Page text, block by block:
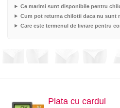
Ce marimi sunt disponibile pentru
Cum pot returna chilotii daca nu sunt
Care este termenul de livrare pentru
Plata cu cardul